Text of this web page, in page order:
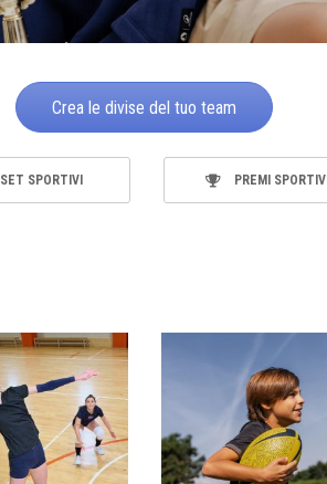
Crea le divise del tuo team
SET SPORTIVI PREMI SPORTIVI